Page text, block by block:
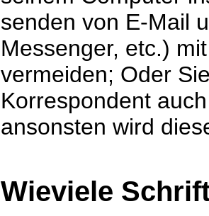
senden von E-Mail
Messenger, etc.)
vermeiden; Oder
Korrespondent
ansonsten wird
Wieviele